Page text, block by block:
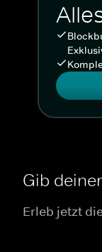
Gib
Erleb jetzt